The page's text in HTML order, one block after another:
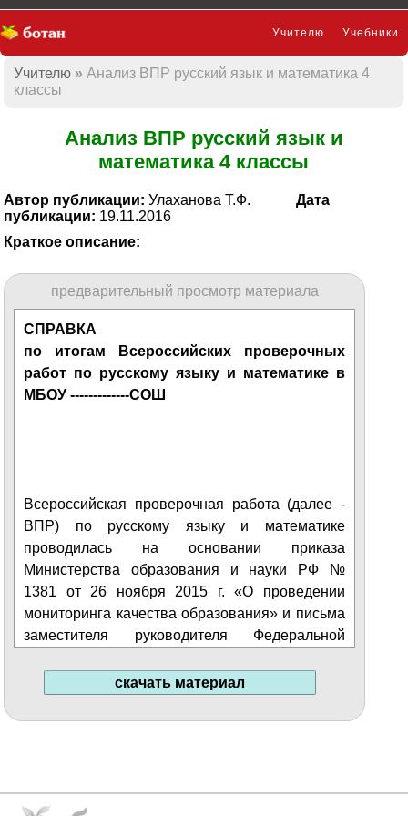
Учебники
Учителю
Презентации
Учителю
Анализ ВПР русский язык и математика 4
классы
Анализ ВПР русский язык и
математика 4 классы
Автор публикации: Улаханова Т.Ф.
Дата
публикации: 19.11.2016
Краткое описание:
предварительный просмотр материала
СПРАВКА
по итогам Всероссийских проверочных
работ по русскому языку и математике в
МБОУ -------------СОШ
Всероссийская проверочная работа (далее -
ВПР) по русскому языку и математике
проводилась на основании приказа
Министерства образования и науки РФ №
1381 от 26 ноября 2015 г. «О проведении
мониторинга качества образования» и письма
заместителя руководителя Федеральной
науки (Рособрнадзор) № 02-435 от 25 сентября
Математика.Достижение планируемых
Макс
скачать материал